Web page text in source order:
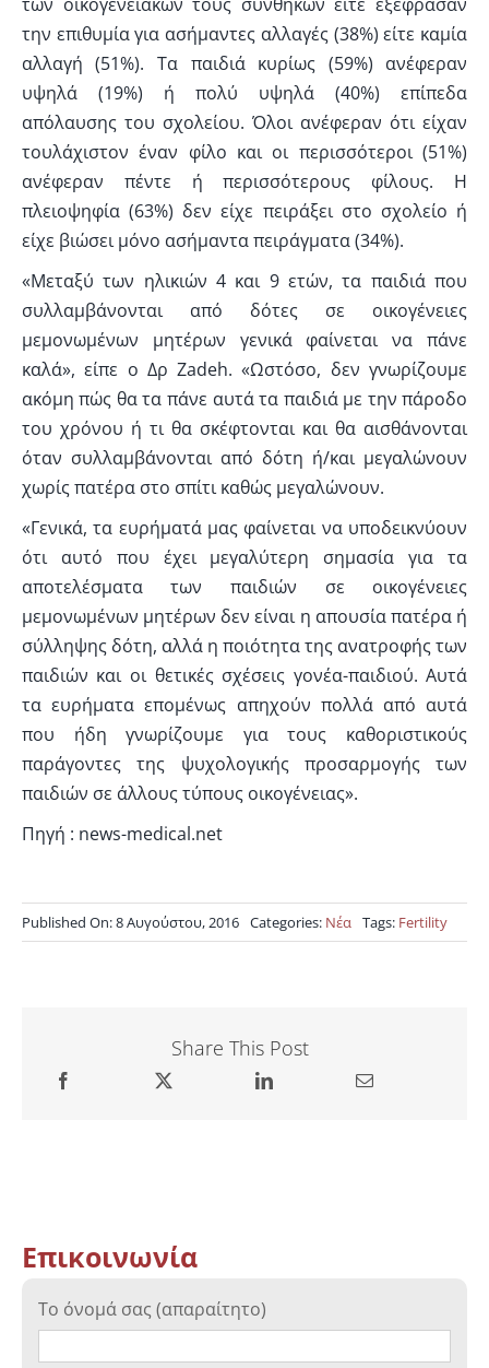
την επιθυμία για ασήμαντες αλλαγές (38%) είτε καμία
αλλαγή (51%). Τα παιδιά κυρίως (59%) ανέφεραν
υψηλά (19%) ή πολύ υψηλά (40%) επίπεδα
απόλαυσης του σχολείου. Όλοι ανέφεραν ότι είχαν
τουλάχιστον έναν φίλο και οι περισσότεροι (51%)
ανέφεραν πέντε ή περισσότερους φίλους. Η
πλειοψηφία (63%) δεν είχε πειράξει στο σχολείο ή
είχε βιώσει μόνο ασήμαντα πειράγματα (34%).
«Μεταξύ των ηλικιών 4 και 9 ετών, τα παιδιά που
συλλαμβάνονται από δότες σε οικογένειες
μεμονωμένων μητέρων γενικά φαίνεται να πάνε
καλά», είπε ο Δρ Zadeh. «Ωστόσο, δεν γνωρίζουμε
ακόμη πώς θα τα πάνε αυτά τα παιδιά με την πάροδο
του χρόνου ή τι θα σκέφτονται και θα αισθάνονται
όταν συλλαμβάνονται από δότη ή/και μεγαλώνουν
χωρίς πατέρα στο σπίτι καθώς μεγαλώνουν.
«Γενικά, τα ευρήματά μας φαίνεται να υποδεικνύουν
ότι αυτό που έχει μεγαλύτερη σημασία για τα
αποτελέσματα των παιδιών σε οικογένειες
μεμονωμένων μητέρων δεν είναι η απουσία πατέρα ή
σύλληψης δότη, αλλά η ποιότητα της ανατροφής των
παιδιών και οι θετικές σχέσεις γονέα-παιδιού. Αυτά
τα ευρήματα επομένως απηχούν πολλά από αυτά
που ήδη γνωρίζουμε για τους καθοριστικούς
παράγοντες της ψυχολογικής προσαρμογής των
παιδιών σε άλλους τύπους οικογένειας».
Πηγή : news-medical.net
Published On: 8 Αυγούστου, 2016 Categories: Νέα Tags: Fertility
Share This Post
Επικοινωνία
Το όνομά σας (απαραίτητο)